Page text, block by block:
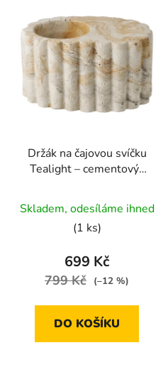
Držák na čajovou svíčku
Tealight – cementový |
hodnocení
produktu
je
5,0
hvězdiček.
Skladem, odesíláme ihned
(1 ks)
699 Kč
799 Kč (–12 %)
DO KOŠÍKU